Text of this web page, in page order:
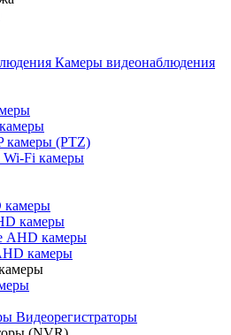
Камеры видеонаблюдения
камеры (PTZ)
Wi-Fi камеры
камеры
камеры
AHD камеры
камеры
Видеорегистраторы